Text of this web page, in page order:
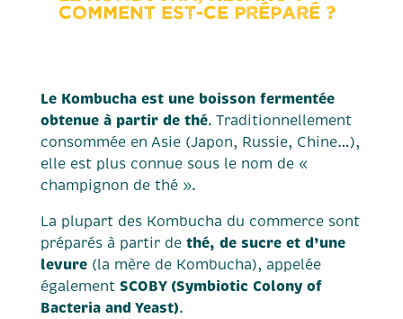
Comment est-ce préparé ?
Le Kombucha est une boisson fermentée
obtenue à partir de thé. Traditionnellement
consommée en Asie (Japon, Russie, Chine…),
elle est plus connue sous le nom de «
champignon de thé ».
La plupart des Kombucha du commerce sont
préparés à partir dethé, de sucre et d’une
levure(la mère de Kombucha), appelée
également SCOBY (Symbiotic Colony of
Bacteria and Yeast).